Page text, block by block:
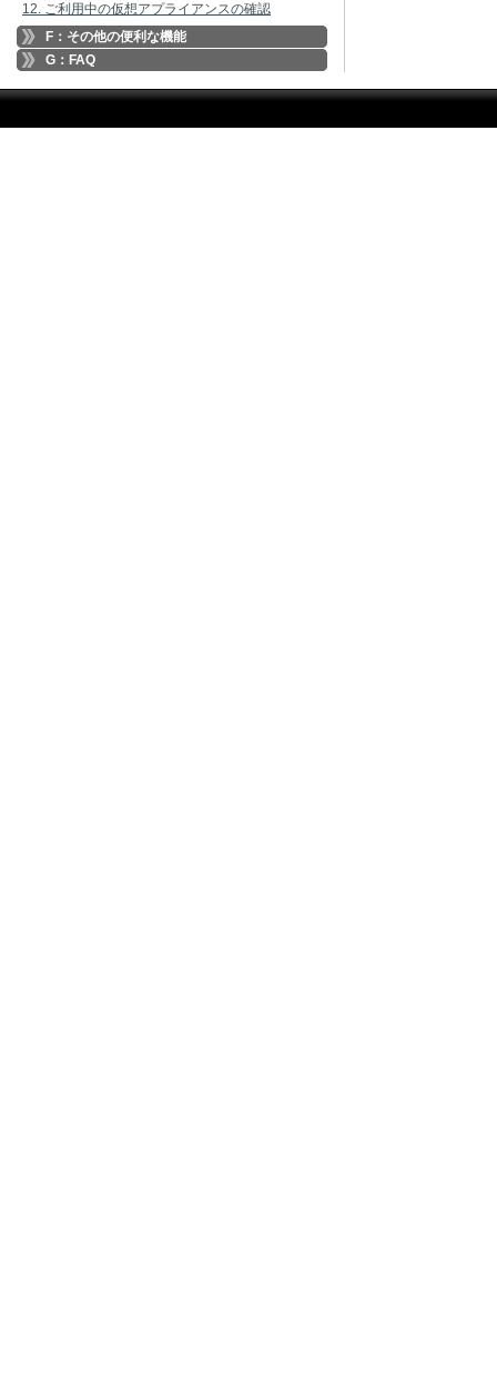
12. ご利用中の仮想アプライアンスの確認
F：その他の便利な機能
G：FAQ